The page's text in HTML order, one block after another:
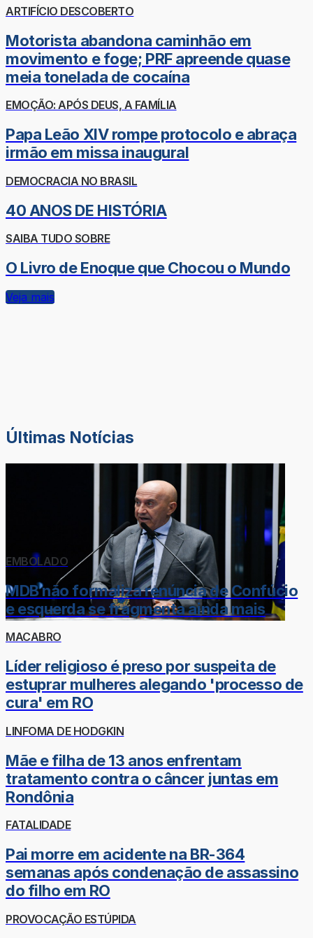
ARTIFÍCIO DESCOBERTO
Motorista abandona caminhão em
movimento e foge; PRF apreende quase
meia tonelada de cocaína
EMOÇÃO: APÓS DEUS, A FAMÍLIA
Papa Leão XIV rompe protocolo e abraça
irmão em missa inaugural
DEMOCRACIA NO BRASIL
40 ANOS DE HISTÓRIA
SAIBA TUDO SOBRE
O Livro de Enoque que Chocou o Mundo
Veja mais
Últimas Notícias
EMBOLADO
MDB não formaliza renúncia de Confúcio
e esquerda se fragmenta ainda mais
MACABRO
Líder religioso é preso por suspeita de
estuprar mulheres alegando 'processo de
cura' em RO
LINFOMA DE HODGKIN
Mãe e filha de 13 anos enfrentam
tratamento contra o câncer juntas em
Rondônia
FATALIDADE
Pai morre em acidente na BR-364
semanas após condenação de assassino
do filho em RO
PROVOCAÇÃO ESTÚPIDA